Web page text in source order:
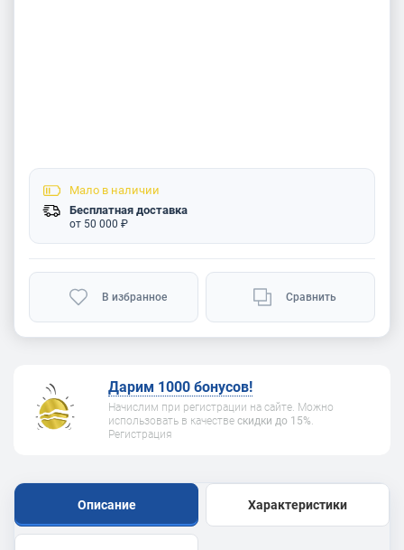
Мало в наличии
Бесплатная доставка
от 50 000 ₽
В избранное Сравнить
Дарим 1000 бонусов!
Начислим при регистрации на сайте. Можно
использовать в качестве скидки до 15%.
Регистрация
Описание Характеристики